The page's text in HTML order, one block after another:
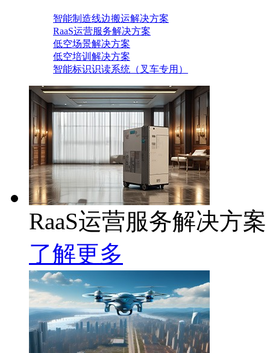
智能制造线边搬运解决方案
RaaS运营服务解决方案
低空场景解决方案
低空培训解决方案
智能标识识读系统（叉车专用）
RaaS运营服务解决方案
了解更多